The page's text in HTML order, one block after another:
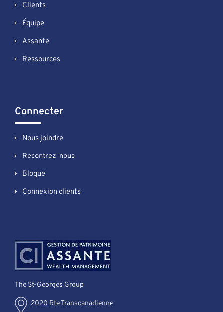
Clients
Équipe
Assante
Ressources
Connecter
Nous joindre
Recontrez-nous
Blogue
Connexion clients
The St-Georges Group
2020 Rte Transcanadienne